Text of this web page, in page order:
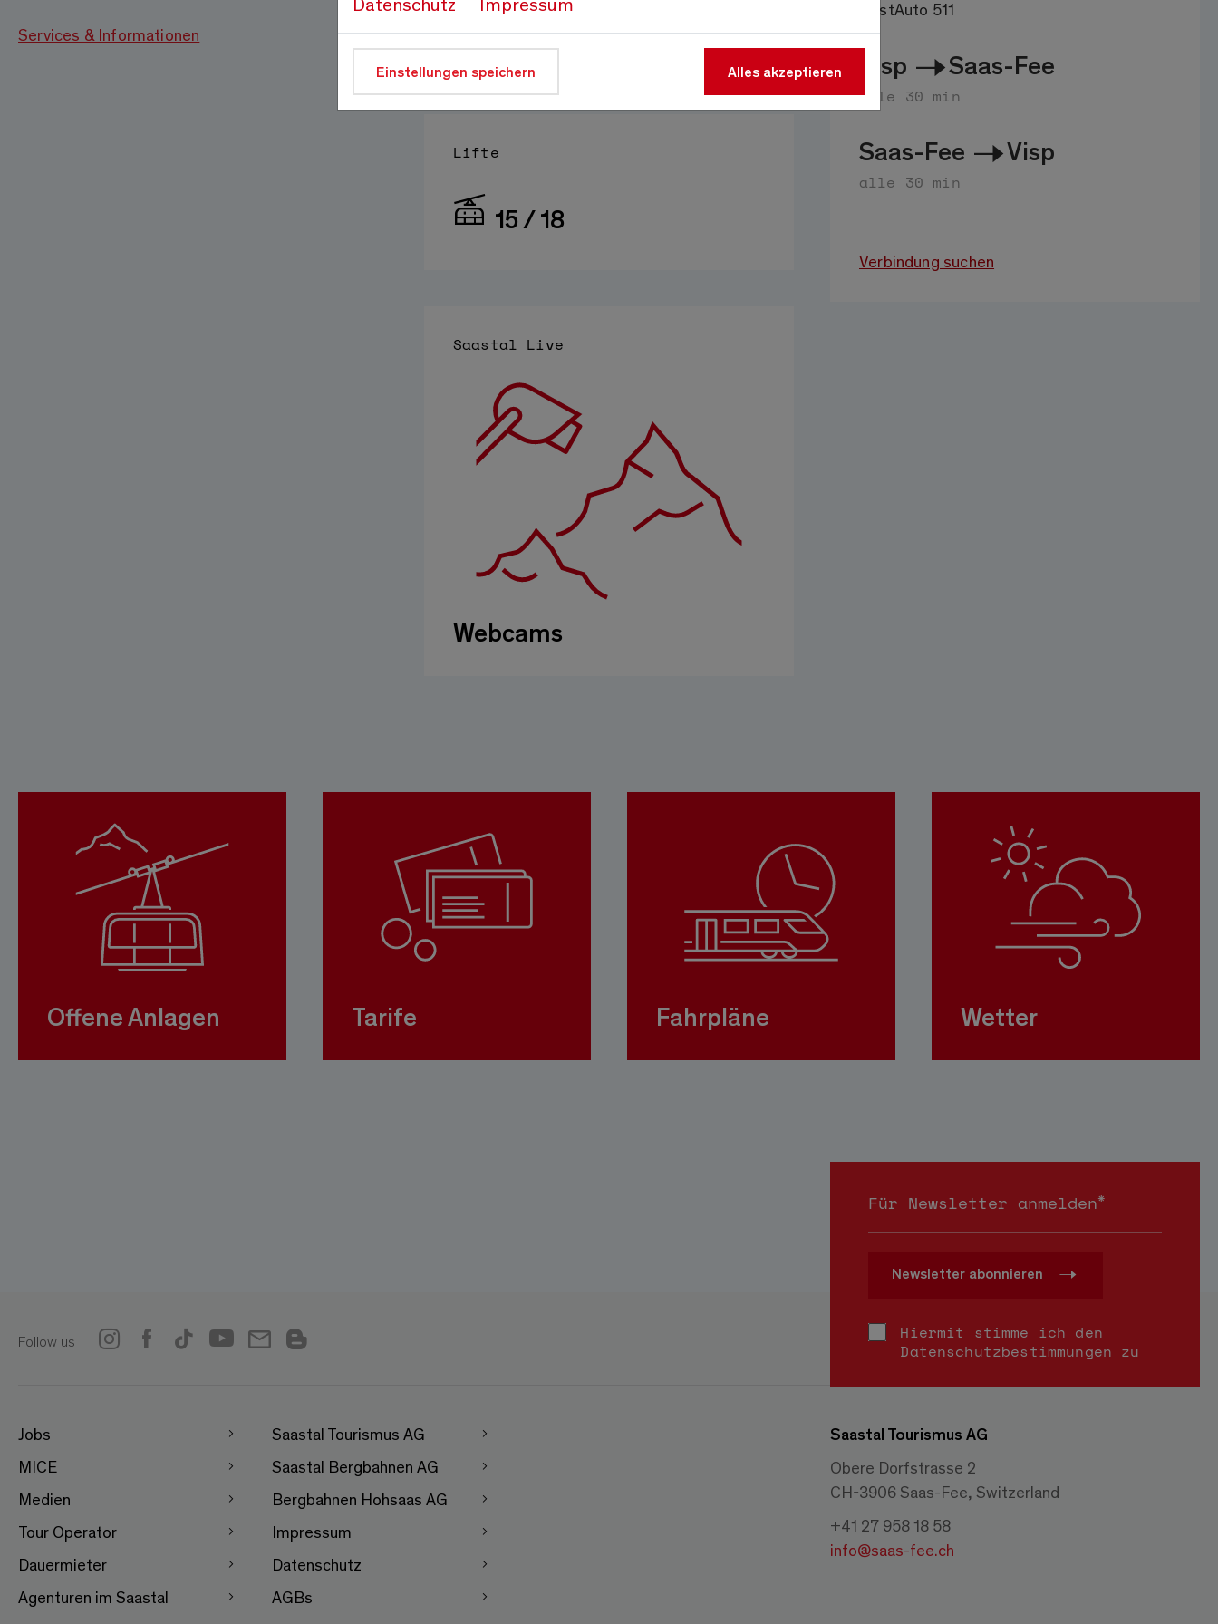
Services & Informationen
PostAuto 511
Visp Saas-Fee
alle 30 min
Saas-Fee Visp
alle 30 min
Verbindung suchen
Lifte
15 / 18
Saastal Live
Webcams
Offene Anlagen Tarife Fahrpläne Wetter
Für Newsletter anmelden*
Newsletter abonnieren
Hiermit stimme ich den
Datenschutzbestimmungen zu
Follow us
Jobs
MICE
Medien
Tour Operator
Dauermieter
Agenturen im Saastal
Saastal Tourismus AG
Saastal Bergbahnen AG
Bergbahnen Hohsaas AG
Impressum
Datenschutz
AGBs
Saastal Tourismus AG
Obere Dorfstrasse 2
CH-3906 Saas-Fee, Switzerland
+41 27 958 18 58
info@saas-fee.ch
Einstellungen speichern Alles akzeptieren